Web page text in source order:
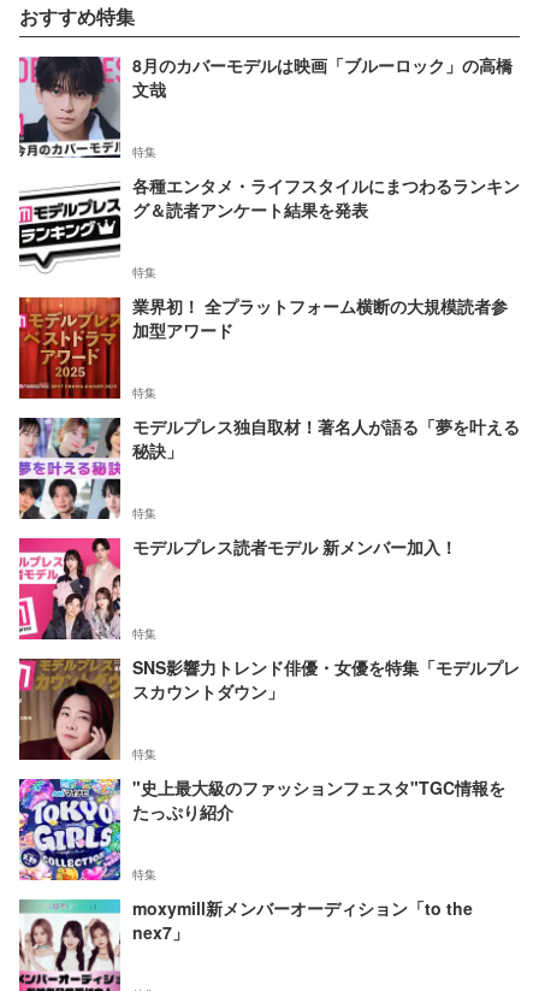
おすすめ特集
8月のカバーモデルは映画「ブルーロック」の高橋
文哉
特集
各種エンタメ・ライフスタイルにまつわるランキン
グ＆読者アンケート結果を発表
特集
業界初！ 全プラットフォーム横断の大規模読者参
加型アワード
特集
モデルプレス独自取材！著名人が語る「夢を叶える
秘訣」
特集
モデルプレス読者モデル 新メンバー加入！
特集
SNS影響力トレンド俳優・女優を特集「モデルプレ
スカウントダウン」
特集
"史上最大級のファッションフェスタ"TGC情報を
たっぷり紹介
特集
moxymill新メンバーオーディション「to the
nex7」